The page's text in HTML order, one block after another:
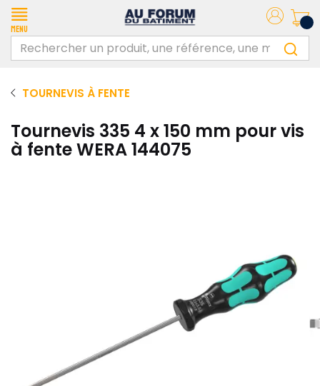
Menu
TOURNEVIS À FENTE
Tournevis 335 4 x 150 mm pour vis
à fente WERA 144075